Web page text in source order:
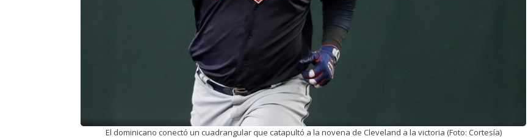
El dominicano conectó un cuadrangular que catapultó a la novena de Cleveland a la victoria (Foto: Cortesía)